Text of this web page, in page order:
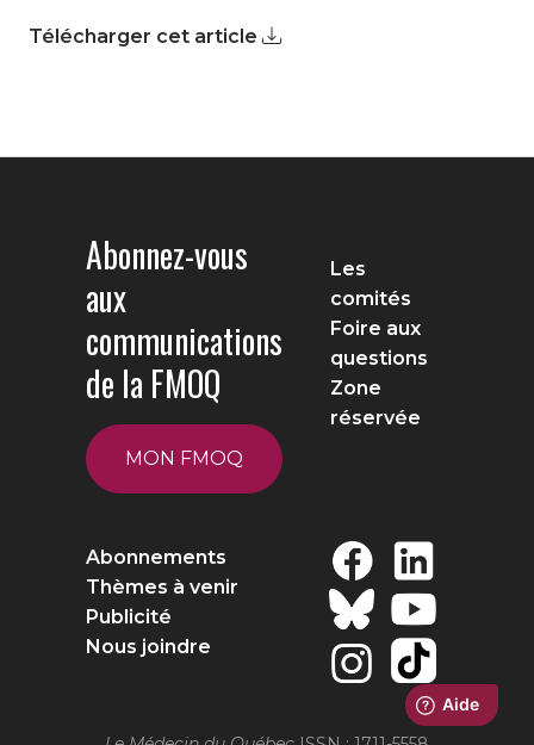
Télécharger cet article
Abonnez-vous
aux
communications
de la FMOQ
MON FMOQ
Les
comités
Foire aux
questions
Zone
réservée
Abonnements
Thèmes à venir
Publicité
Nous joindre